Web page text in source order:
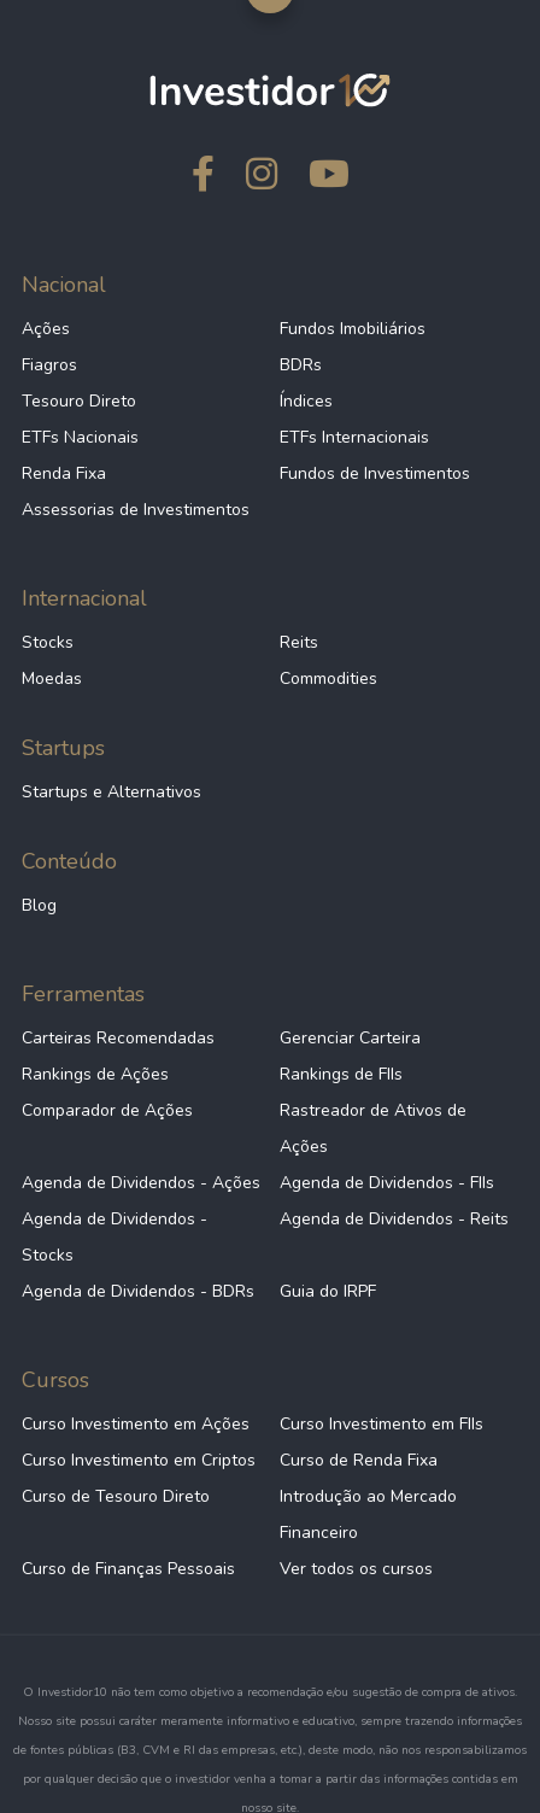
Nacional
Ações
Fundos Imobiliários
Fiagros
BDRs
Tesouro Direto
Índices
ETFs Nacionais
ETFs Internacionais
Renda Fixa
Fundos de Investimentos
Assessorias de Investimentos
Internacional
Stocks
Reits
Moedas
Commodities
Startups
Startups e Alternativos
Conteúdo
Blog
Ferramentas
Carteiras Recomendadas
Gerenciar Carteira
Rankings de Ações
Rankings de FIIs
Comparador de Ações
Rastreador de Ativos de
Ações
Agenda de Dividendos - Ações
Agenda de Dividendos - FIIs
Agenda de Dividendos -
Stocks
Agenda de Dividendos - Reits
Agenda de Dividendos - BDRs Guia do IRPF
Cursos
Curso Investimento em Ações
Curso Investimento em FIIs
Curso Investimento em Criptos
Curso de Renda Fixa
Curso de Tesouro Direto
Introdução ao Mercado
Financeiro
Curso de Finanças Pessoais
Ver todos os cursos
O Investidor10 não tem como objetivo a recomendação e/ou sugestão de compra de ativos.
Nosso site possui caráter meramente informativo e educativo, sempre trazendo informações
de fontes públicas (B3, CVM e RI das empresas, etc.), deste modo, não nos responsabilizamos
por qualquer decisão que o investidor venha a tomar a partir das informações contidas em
nosso site.